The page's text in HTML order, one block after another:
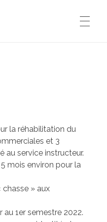
la réhabilitation du
et 3
au service instructeur.
mois environ pour la
chasse » aux
1er semestre 2022.